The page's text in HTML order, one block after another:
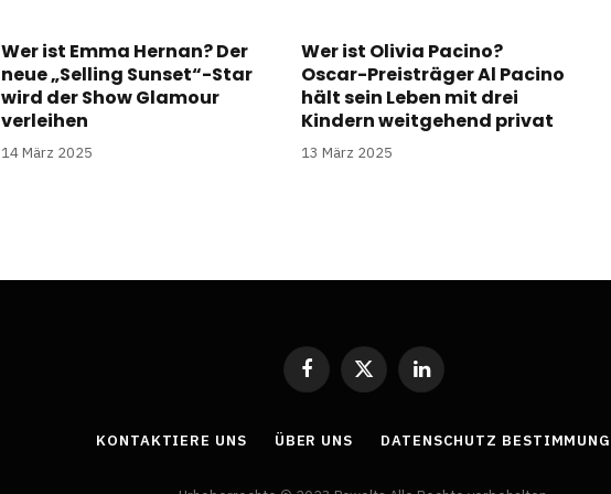
Wer ist Emma Hernan? Der
neue „Selling Sunset“-Star
wird der Show Glamour
verleihen
14 März 2025
Wer ist Olivia Pacino?
Oscar-Preisträger Al Pacino
hält sein Leben mit drei
Kindern weitgehend privat
13 März 2025
Facebook
X
LinkedIn
KONTAKTIERE UNS ÜBER UNS DATENSCHUTZ